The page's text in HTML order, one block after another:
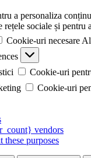
a personaliza
sociale și pentru
Cookie-uri necesare
Cookie-uri
Cookie-uri
vendors
these purposes